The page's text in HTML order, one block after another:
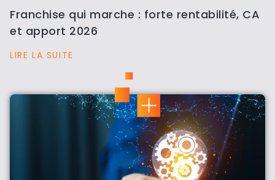
Franchise qui marche : forte rentabilité, CA
et apport 2026
LIRE LA SUITE